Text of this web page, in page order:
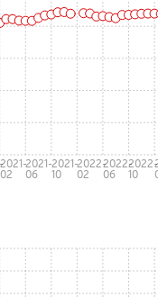
2021-
02
2021-
06
2021-
10
2022-
02
2022-
06
2022-
10